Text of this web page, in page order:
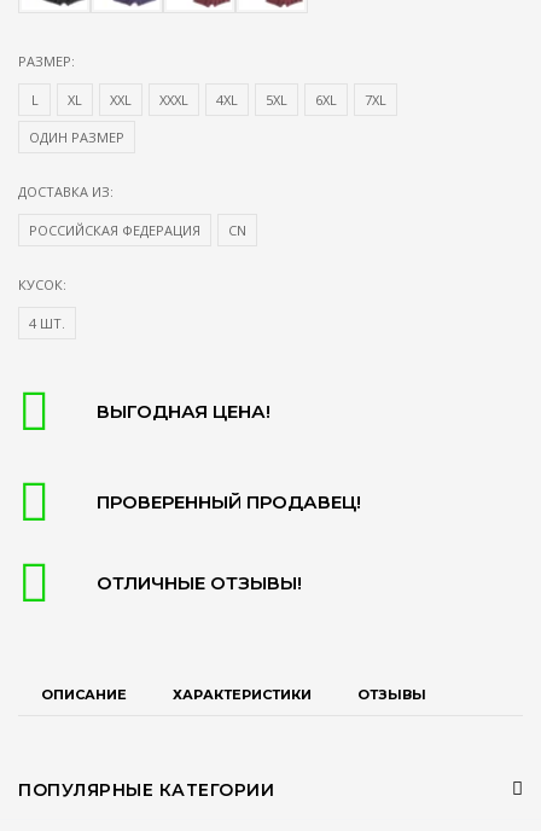
РАЗМЕР:
L XL XXL XXXL 4XL 5XL 6XL 7XL
ОДИН РАЗМЕР
ДОСТАВКА ИЗ:
РОССИЙСКАЯ ФЕДЕРАЦИЯ CN
КУСОК:
4 ШТ.
ВЫГОДНАЯ ЦЕНА!
ПРОВЕРЕННЫЙ ПРОДАВЕЦ!
ОТЛИЧНЫЕ ОТЗЫВЫ!
ОПИСАНИЕ ХАРАКТЕРИСТИКИ ОТЗЫВЫ
ПОПУЛЯРНЫЕ КАТЕГОРИИ